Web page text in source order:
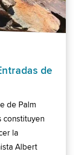
de
de Palm
constituyen
la
Albert